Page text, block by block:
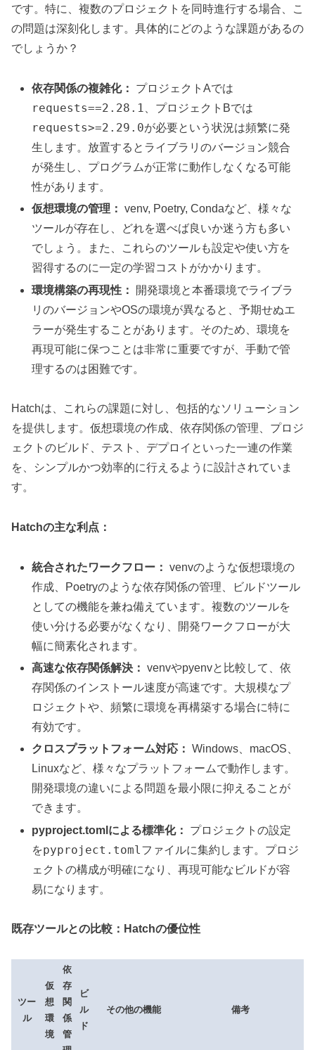
です。特に、複数のプロジェクトを同時進行する場合、こ
の問題は深刻化します。具体的にどのような課題があるの
でしょうか？
依存関係の複雑化： プロジェクトAでは
requests==2.28.1 、プロジェクトBでは
requests>=2.29.0が必要という状況は頻繁に発
生します。放置するとライブラリのバージョン競合
が発生し、プログラムが正常に動作しなくなる可能
性があります。
仮想環境の管理： venv, Poetry, Condaなど、様々な
ツールが存在し、どれを選べば良いか迷う方も多い
でしょう。また、これらのツールも設定や使い方を
習得するのに一定の学習コストがかかります。
環境構築の再現性：
開発環境と本番環境でライブラ
リのバージョンやOSの環境が異なると、予期せぬエ
ラーが発生することがあります。そのため、環境を
再現可能に保つことは非常に重要ですが、手動で管
理するのは困難です。
Hatchは、これらの課題に対し、包括的なソリューション
を提供します。仮想環境の作成、依存関係の管理、プロジ
ェクトのビルド、テスト、デプロイといった一連の作業
を、シンプルかつ効率的に行えるように設計されていま
す。
Hatchの主な利点：
統合されたワークフロー： venvのような仮想環境の
作成、Poetryのような依存関係の管理、ビルドツール
としての機能を兼ね備えています。複数のツールを
使い分ける必要がなくなり、開発ワークフローが大
幅に簡素化されます。
高速な依存関係解決： venvやpyenvと比較して、依
存関係のインストール速度が高速です。大規模なプ
ロジェクトや、頻繁に環境を再構築する場合に特に
有効です。
クロスプラットフォーム対応： Windows、macOS、
Linuxなど、様々なプラットフォームで動作します。
開発環境の違いによる問題を最小限に抑えることが
できます。
pyproject.tomlによる標準化：
プロジェクトの設定
をpyproject.toml ファイルに集約します。プロジ
ェクトの構成が明確になり、再現可能なビルドが容
易になります。
既存ツールとの比較：Hatchの優位性
ツー
ル
仮
想
環
境
依
存
関
係
管
ビ
ル
ド
その他の機能 備考